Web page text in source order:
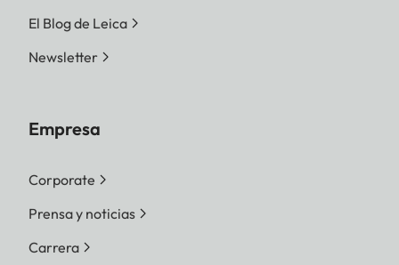
El Blog de Leica
Newsletter
Empresa
Corporate
Prensa y noticias
Carrera